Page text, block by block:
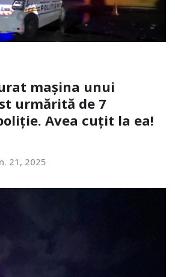
mașina unui
urmărită de 7
Avea cuțit la ea!
21, 2025